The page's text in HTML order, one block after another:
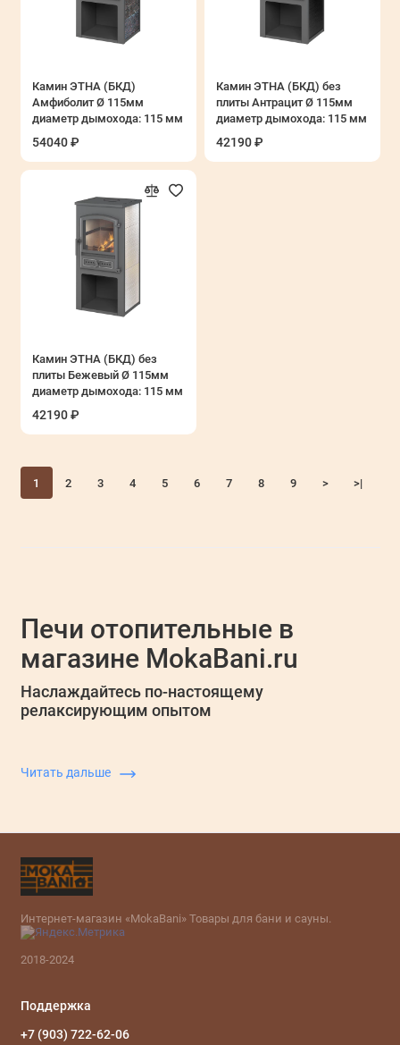
Камин ЭТНА (БКД)
Амфиболит Ø 115мм
диаметр дымохода: 115 мм
54040 ₽
Камин ЭТНА (БКД) без
плиты Антрацит Ø 115мм
диаметр дымохода: 115 мм
42190 ₽
Камин ЭТНА (БКД) без
плиты Бежевый Ø 115мм
диаметр дымохода: 115 мм
42190 ₽
1 2 3 4 5 6 7 8 9 > >|
Печи отопительные в
магазине MokaBani.ru
Наслаждайтесь по-настоящему
релаксирующим опытом
Читать дальше
Интернет-магазин «MokaBani» Товары для бани и сауны.
2018-2024
Поддержка
+7 (903) 722-62-06